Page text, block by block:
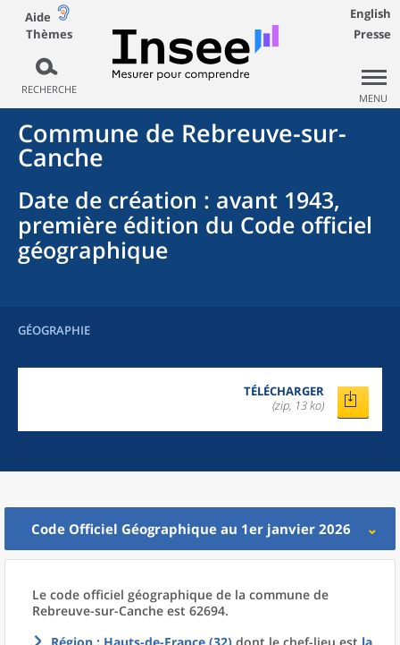
Aide
Thèmes
RECHERCHE
English
Presse
MENU
Commune de Rebreuve-sur-
Canche
Date de création : avant 1943,
première édition du Code officiel
géographique
GÉOGRAPHIE
TÉLÉCHARGER
(zip, 13 ko)
Code Officiel Géographique au 1er janvier 2026
Le code officiel géographique de la commune de
Rebreuve-sur-Canche est 62694.